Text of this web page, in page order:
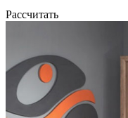
Рассчитать